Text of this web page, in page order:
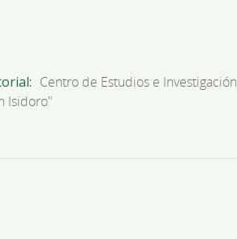
Centro de Estudios e Investigación
Isidoro"